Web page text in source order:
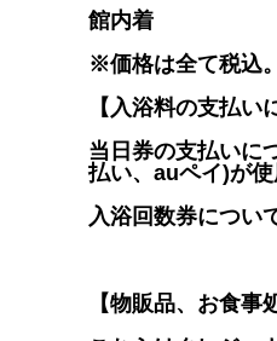
館内着
※価格は全て税込。
【入浴料の支払い
当日券の支払いに
払い、auペイ)が使
入浴回数券につい
【物販品、お食